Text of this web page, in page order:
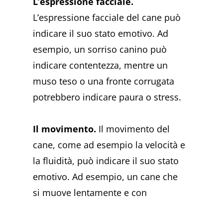
L’espressione facciale del cane può
indicare il suo stato emotivo. Ad
esempio, un sorriso canino può
indicare contentezza, mentre un
muso teso o una fronte corrugata
potrebbero indicare paura o stress.
Il movimento. Il movimento del
cane, come ad esempio la velocità e
la fluidità, può indicare il suo stato
emotivo. Ad esempio, un cane che
si muove lentamente e con